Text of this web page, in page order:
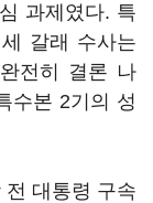
과제였다. 특
갈래 수사는
전히 결론 나
수본 2기의 성
대통령 구속